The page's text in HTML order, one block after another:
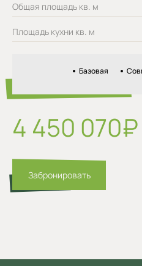
Общая площадь кв. м
Площадь кухни кв. м
Базовая
4 450 070₽
Забронировать